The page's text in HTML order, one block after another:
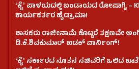
ʻಕೈʼ​ ಪಾಳಯದಲ್ಲಿ ಬಂಡಾಯದ ರೋಷಾಗ್ನಿ –
ಕಾರ್ಯಕರ್ತರ ಹೈಡ್ರಾಮಾ!
ಶಾಸಕರು ರಾಜೀನಾಮೆ ಕೊಟ್ಟರೆ ತಕ್ಷಣವೇ
ಡಿ.ಕೆ.ಶಿವಕುಮಾರ್ ಖಡಕ್ ವಾರ್ನಿಂಗ್!
ʻಕೈʼ ಸರ್ಕಾರದ ನೂತನ ಸಚಿವರಿಗೆ ಒಲಿದ